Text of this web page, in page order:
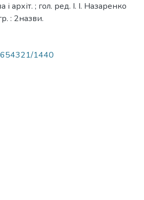
архіт. ; гол. ред. І. І. Назаренко
: 2назви.
1440